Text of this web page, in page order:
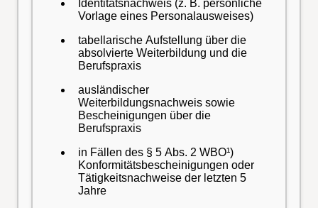
Identitätsnachweis (z. B. persönliche
Vorlage eines Personalausweises)
tabellarische Aufstellung über die
absolvierte Weiterbildung und die
Berufspraxis
ausländischer
Weiterbildungsnachweis sowie
Bescheinigungen über die
Berufspraxis
in Fällen des § 5 Abs. 2 WBO¹)
Konformitätsbescheinigungen oder
Tätigkeitsnachweise der letzten 5
Jahre